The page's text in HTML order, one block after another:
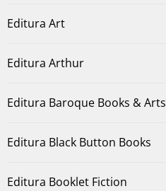
Editura Art
Editura Arthur
Editura Baroque Books & Arts
Editura Black Button Books
Editura Booklet Fiction